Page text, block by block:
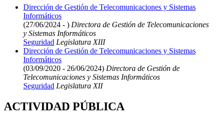
Dirección de Gestión de Telecomunicaciones y Sistemas
Informáticos
(27/06/2024 - ) Directora de Gestión de Telecomunicaciones
y Sistemas Informáticos
Seguridad Legislatura XIII
Dirección de Gestión de Telecomunicaciones y Sistemas
Informáticos
(03/09/2020 - 26/06/2024) Directora de Gestión de
Telecomunicaciones y Sistemas Informáticos
Seguridad Legislatura XII
ACTIVIDAD PÚBLICA